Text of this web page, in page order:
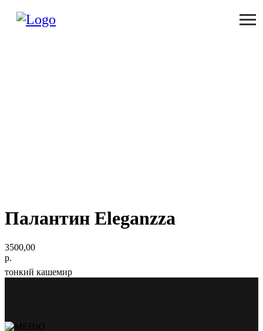
Палантин Eleganzza
3500,00
р.
тонкий кашемир